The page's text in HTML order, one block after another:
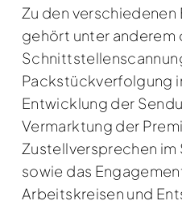
Zu den
gehört unter
Packstückverfolgung
Entwicklung der
Vermarktung der
Zustellversprechen
sowie das
Arbeitskreisen und